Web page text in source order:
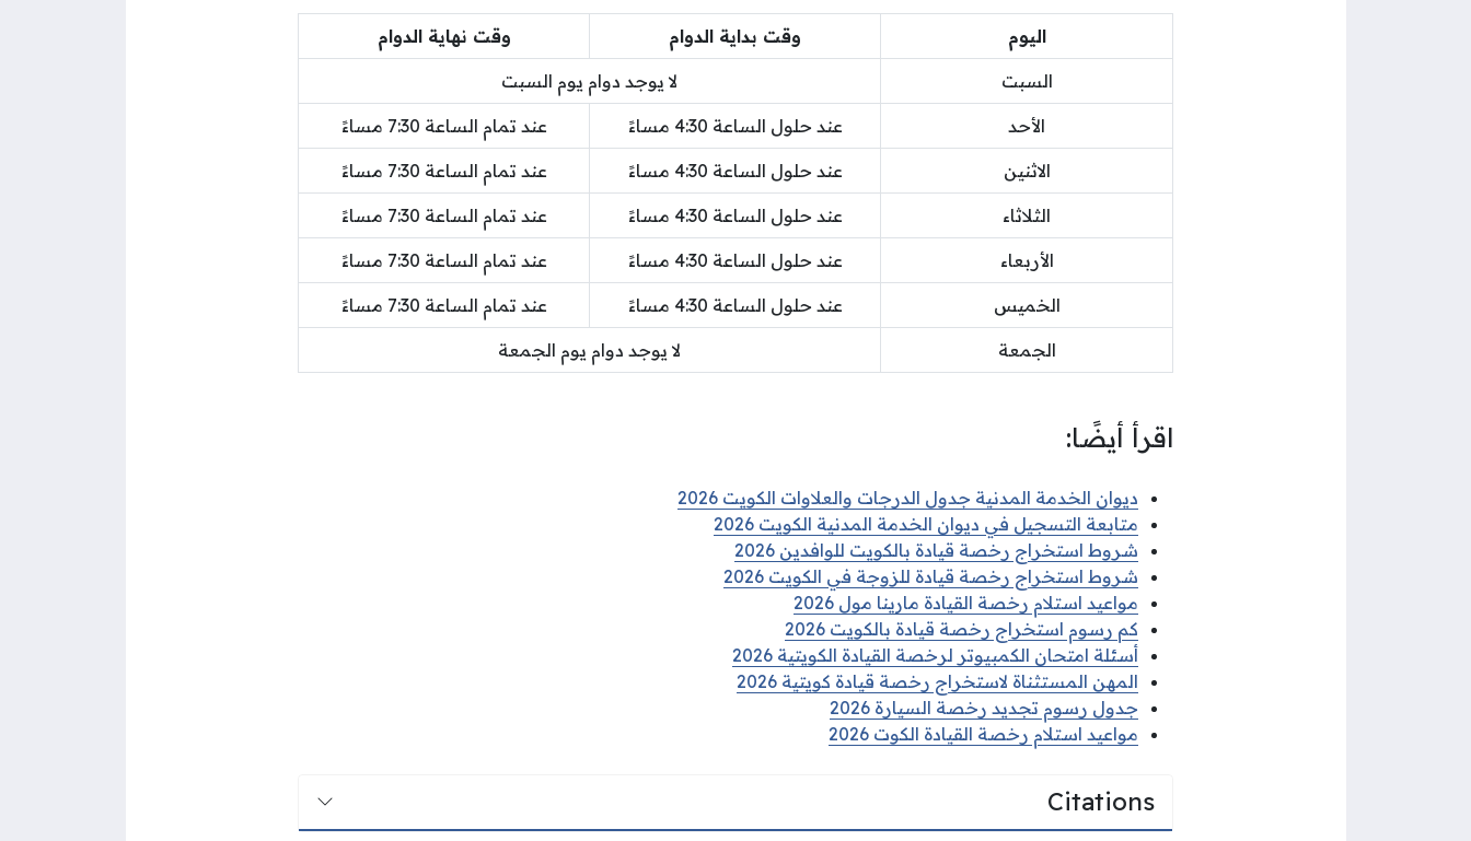
اليوم وقت بداية الدوام وقت نهاية الدوام
السبت لا يوجد دوام يوم السبت
الأحد عند حلول الساعة 4:30 مساءً عند تمام الساعة 7:30 مساءً
الاثنين عند حلول الساعة 4:30 مساءً عند تمام الساعة 7:30 مساءً
الثلاثاء عند حلول الساعة 4:30 مساءً عند تمام الساعة 7:30 مساءً
الأربعاء عند حلول الساعة 4:30 مساءً عند تمام الساعة 7:30 مساءً
الخميس عند حلول الساعة 4:30 مساءً عند تمام الساعة 7:30 مساءً
الجمعة لا يوجد دوام يوم الجمعة
اقرأ أيضًا:
ديوان الخدمة المدنية جدول الدرجات والعلاوات الكويت 2026
متابعة التسجيل في ديوان الخدمة المدنية الكويت 2026
شروط استخراج رخصة قيادة بالكويت للوافدين 2026
شروط استخراج رخصة قيادة للزوجة في الكويت 2026
مواعيد استلام رخصة القيادة مارينا مول 2026
كم رسوم استخراج رخصة قيادة بالكويت 2026
أسئلة امتحان الكمبيوتر لرخصة القيادة الكويتية 2026
المهن المستثناة لاستخراج رخصة قيادة كويتية 2026
جدول رسوم تجديد رخصة السيارة 2026
مواعيد استلام رخصة القيادة الكوت 2026
Citations